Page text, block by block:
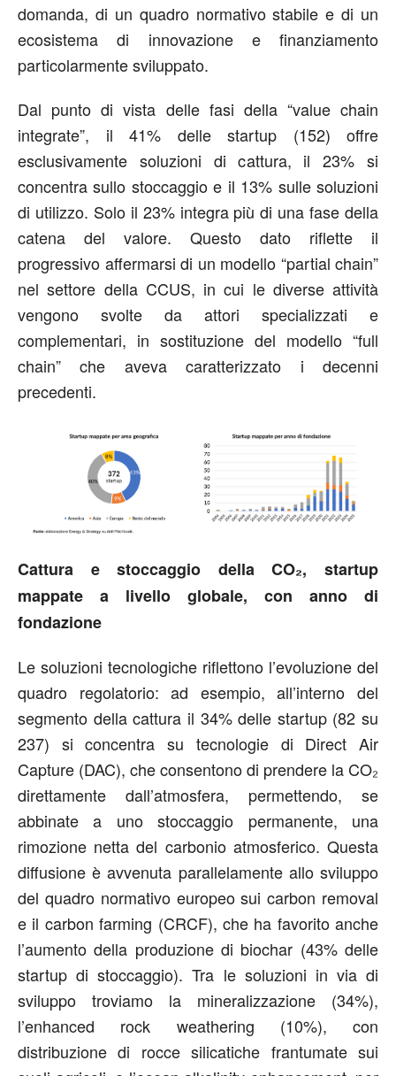
domanda, di un quadro normativo stabile e di un
ecosistema di innovazione e finanziamento
particolarmente sviluppato.
Dal punto di vista delle fasi della “value chain
integrate”, il 41% delle startup (152) offre
esclusivamente soluzioni di cattura, il 23% si
concentra sullo stoccaggio e il 13% sulle soluzioni
di utilizzo. Solo il 23% integra più di una fase della
catena del valore. Questo dato riflette il
progressivo affermarsi di un modello “partial chain”
nel settore della CCUS, in cui le diverse attività
vengono svolte da attori specializzati e
complementari, in sostituzione del modello “full
chain” che aveva caratterizzato i decenni
precedenti.
Cattura e stoccaggio della CO₂, startup
mappate a livello globale, con anno di
fondazione
Le soluzioni tecnologiche riflettono l’evoluzione del
quadro regolatorio: ad esempio, all’interno del
segmento della cattura il 34% delle startup (82 su
237) si concentra su tecnologie di Direct Air
Capture (DAC), che consentono di prendere la CO₂
direttamente dall’atmosfera, permettendo, se
abbinate a uno stoccaggio permanente, una
rimozione netta del carbonio atmosferico. Questa
diffusione è avvenuta parallelamente allo sviluppo
del quadro normativo europeo sui carbon removal
e il carbon farming (CRCF), che ha favorito anche
l’aumento della produzione di biochar (43% delle
startup di stoccaggio). Tra le soluzioni in via di
sviluppo troviamo la mineralizzazione (34%),
l’enhanced rock weathering (10%), con
distribuzione di rocce silicatiche frantumate sui